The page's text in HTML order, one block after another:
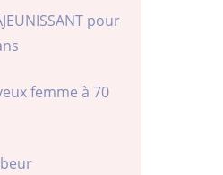
pour
femme à 70